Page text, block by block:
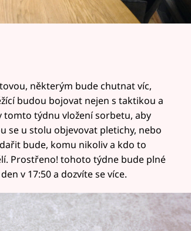
některým bude chutnat víc,
budou bojovat nejen s taktikou a
týdnu vložení sorbetu, aby
se u stolu objevovat pletichy, nebo
bude, komu nikoliv a kdo to
Prostřeno! tohoto týdne bude plné
v 17:50 a dozvíte se více.